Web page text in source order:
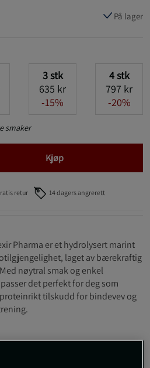
På lager
3stk
635 kr
-15%
4stk
797 kr
-20%
smaker
Kjøp
retur 14 dagers angrerett
Pharma er et hydrolysert marint
laget av bærekraftig
nøytral smak og enkel
det perfekt for deg som
tilskudd for bindevev og